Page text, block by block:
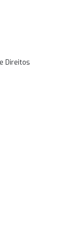
Direitos